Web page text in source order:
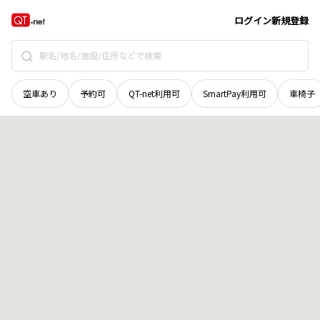
ログイン新規登録
空車あり 予約可 QT-net利用可 SmartPay利用可 車椅子
愛媛県